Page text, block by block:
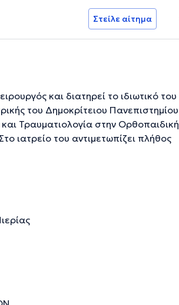
Στείλε αίτημα
και διατηρεί το ιδιωτικό του
του Δημοκρίτειου Πανεπιστημίου
Τραυματιολογία στην Ορθοπαιδική
ιατρείο του αντιμετωπίζει πλήθος